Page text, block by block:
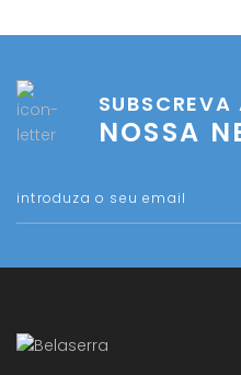
SUBSCREVA
NOSSA